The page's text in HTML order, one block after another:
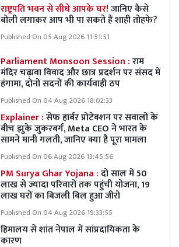
राष्ट्रपति भवन से सीधे आपके घर!जानिए कैसे
बोली लगाकर आप भी पा सकते हैं शाही तोहफे?
Published On 05 Aug 2026 11:51:51
Parliament Monsoon Session :राम
मंदिर चढ़ावा विवाद और छात्र प्रदर्शन पर संसद में
हंगामा, दोनों सदनों की कार्यवाही ठप
Published On 04 Aug 2026 18:02:33
Explainer :सेफ हार्बर प्रोटेक्शन पर सवालों के
बीच झुके जुकरबर्ग, Meta CEO ने भारत के
सामने मानी गलती, जानिए क्या है पूरा मामला
Published On 06 Aug 2026 13:45:56
PM Surya Ghar Yojana :दो साल में 50
लाख से ज्यादा परिवारों तक पहुंची योजना, 19
लाख घरों का बिजली बिल हुआ जीरो
Published On 04 Aug 2026 19:33:55
हिमालय से शांत नेपाल में सांप्रदायिकता के
कारण